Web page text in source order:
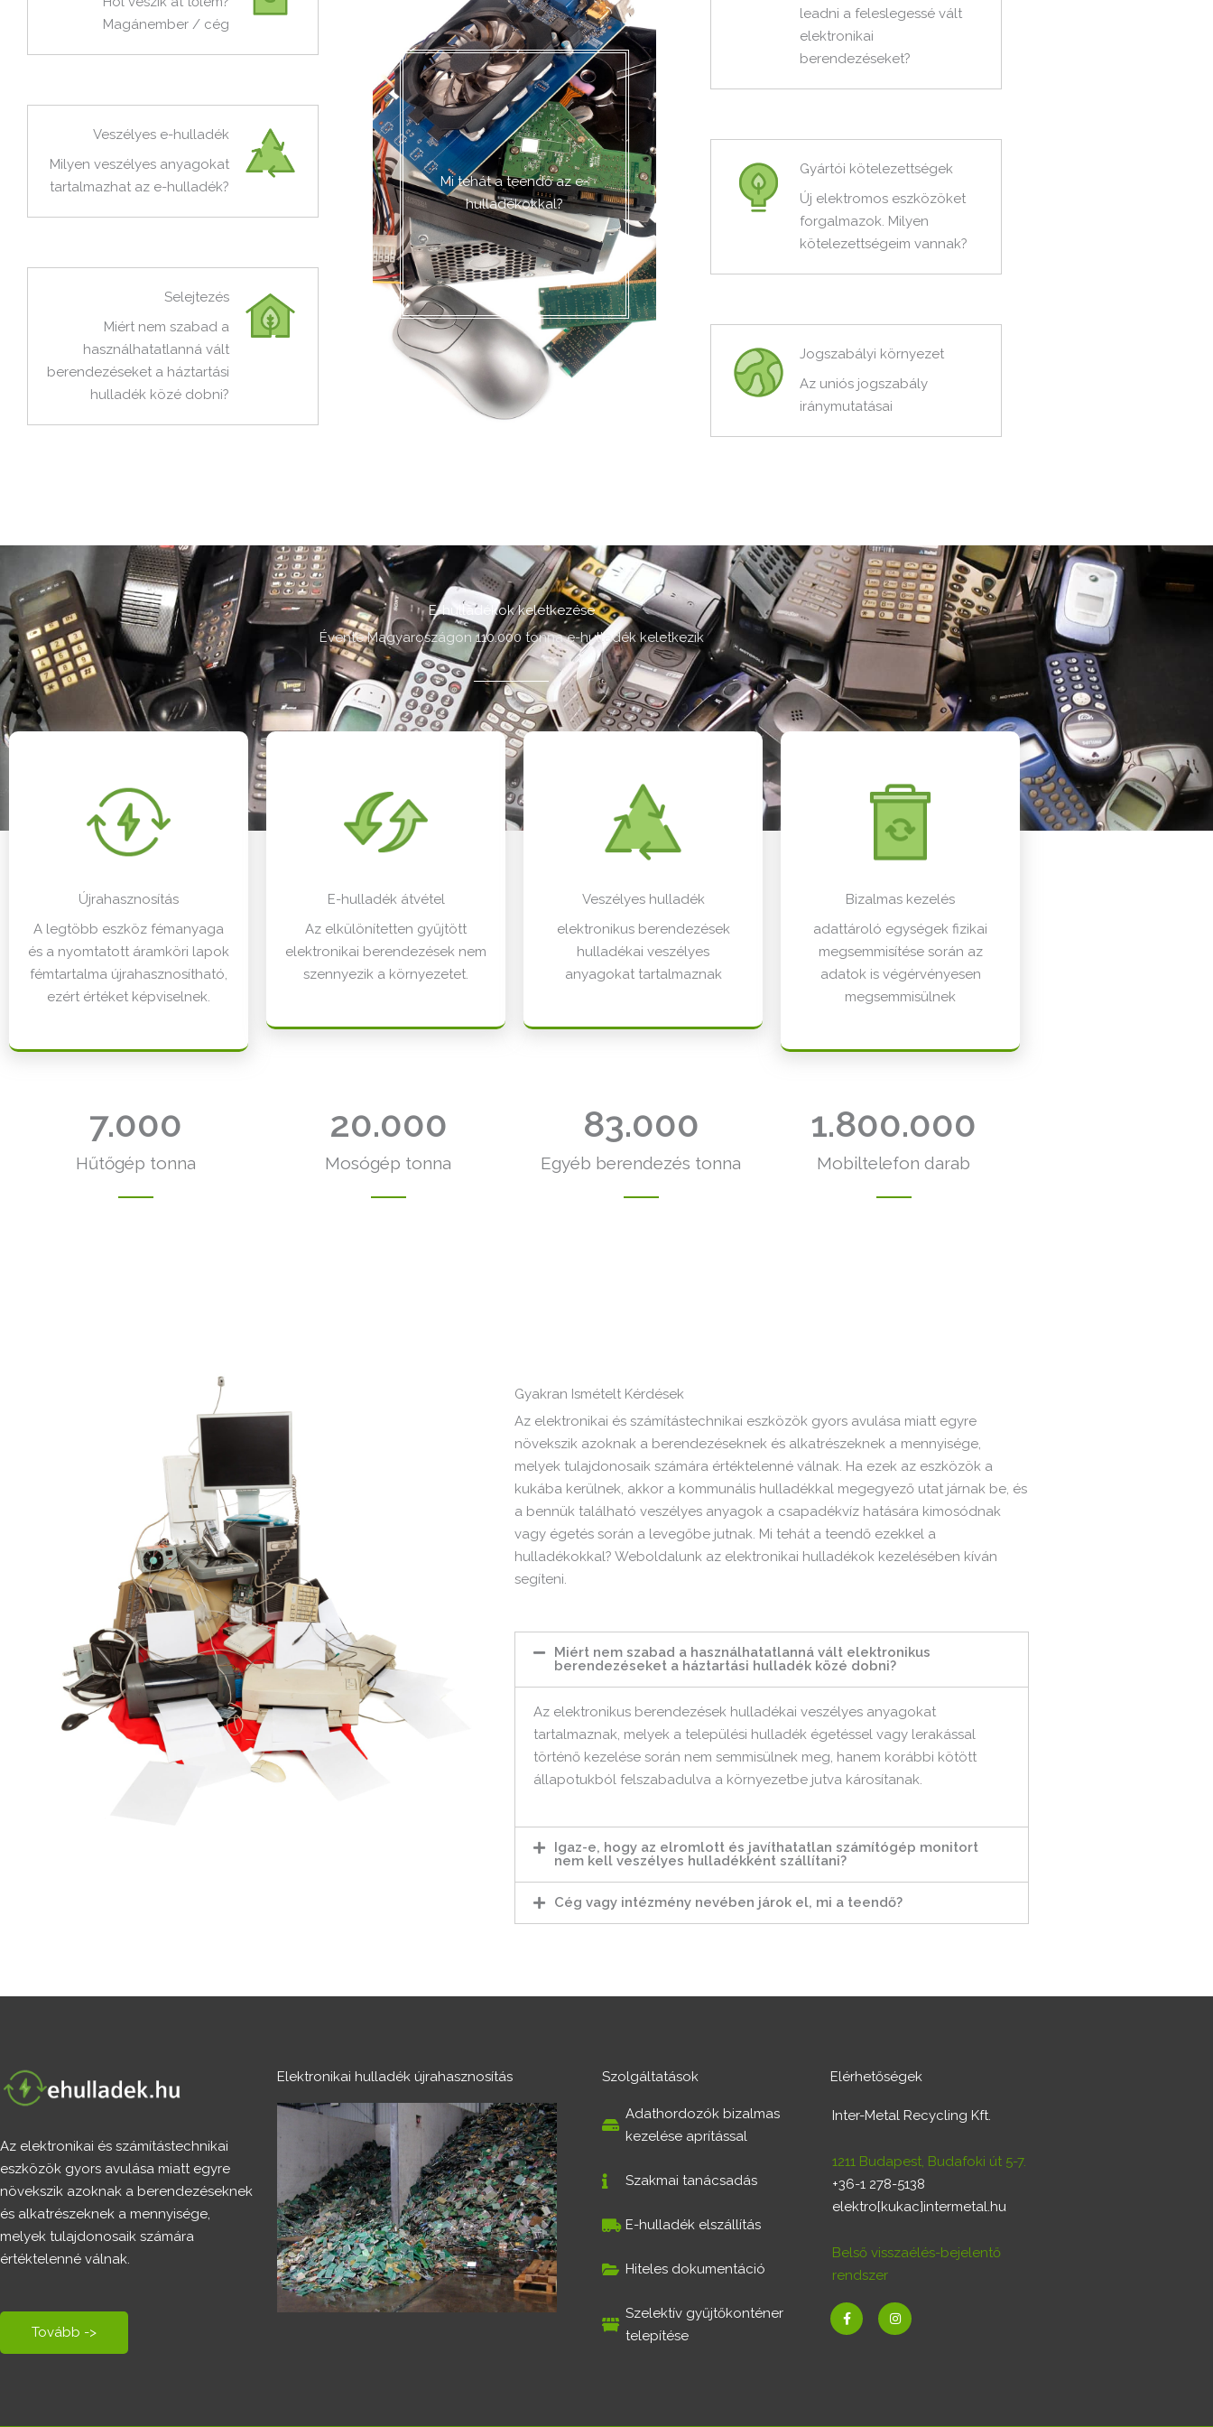
Magánember / cég
Veszélyes e-hulladék
Milyen veszélyes anyagokat
tartalmazhat az e-hulladék?
Selejtezés
Miért nem szabad a
használhatatlanná vált
berendezéseket a háztartási
hulladék közé dobni?
Mi tehát a teendő az e-
hulladékokkal?
leadni a feleslegessé vált
elektronikai
berendezéseket?
Gyártói kötelezettségek
Új elektromos eszközöket
forgalmazok. Milyen
kötelezettségeim vannak?
Jogszabályi környezet
Az uniós jogszabály
iránymutatásai
E-hulladékok keletkezése
Évente Magyaroszágon 110.000 tonna e-hulladék keletkezik
Újrahasznosítás
A legtöbb eszköz fémanyaga
és a nyomtatott áramköri lapok
fémtartalma újrahasznosítható,
ezért értéket képviselnek.
E-hulladék átvétel
Az elkülönítetten gyűjtött
elektronikai berendezések nem
szennyezik a környezetet.
Veszélyes hulladék
elektronikus berendezések
hulladékai veszélyes
anyagokat tartalmaznak​
Bizalmas kezelés
adattároló egységek fizikai
megsemmisítése során az
adatok is végérvényesen
megsemmisülnek
Hűtőgép tonna​
7.000
Mosógép tonna​
20.000
Egyéb berendezés tonna​
83.000
Mobiltelefon darab​
1.800.000
Gyakran Ismételt Kérdések
Az elektronikai és számítástechnikai eszközök gyors avulása miatt egyre
növekszik azoknak a berendezéseknek és alkatrészeknek a mennyisége,
melyek tulajdonosaik számára értéktelenné válnak. Ha ezek az eszközök a
kukába kerülnek, akkor a kommunális hulladékkal megegyező utat járnak be, és
a bennük található veszélyes anyagok a csapadékvíz hatására kimosódnak
vagy égetés során a levegőbe jutnak. Mi tehát a teendő ezekkel a
hulladékokkal? Weboldalunk az elektronikai hulladékok kezelésében kíván
segíteni.
Miért nem szabad a használhatatlanná vált elektronikus
berendezéseket a háztartási hulladék közé dobni?
Az elektronikus berendezések hulladékai veszélyes anyagokat
tartalmaznak, melyek a települési hulladék égetéssel vagy lerakással
történő kezelése során nem semmisülnek meg, hanem korábbi kötött
állapotukból felszabadulva a környezetbe jutva károsítanak.
Igaz-e, hogy az elromlott és javíthatatlan számítógép monitort
nem kell veszélyes hulladékként szállítani?
Cég vagy intézmény nevében járok el, mi a teendő?
Az elektronikai és számítástechnikai
eszközök gyors avulása miatt egyre
növekszik azoknak a berendezéseknek
és alkatrészeknek a mennyisége,
melyek tulajdonosaik számára
értéktelenné válnak.
Tovább ->
Elektronikai hulladék újrahasznosítás Szolgáltatások
Adathordozók bizalmas
kezelése aprítással
Szakmai tanácsadás
E-hulladék elszállítás
Hiteles dokumentáció
Szelektív gyűjtőkonténer
telepítése
Elérhetőségek
Inter-Metal Recycling Kft.
1211 Budapest, Budafoki út 5-7.
+36-1 278-5138
elektro[kukac]intermetal.hu
Belső visszaélés-bejelentő
rendszer
F
I